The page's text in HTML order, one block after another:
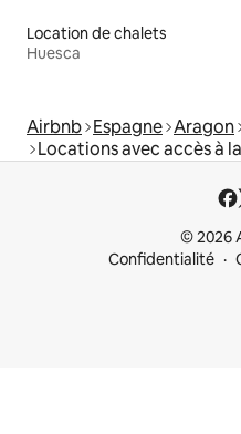
Location de chalets
Huesca
Airbnb Espagne Aragon
Locations avec accès à
© 2026
Confidentialité